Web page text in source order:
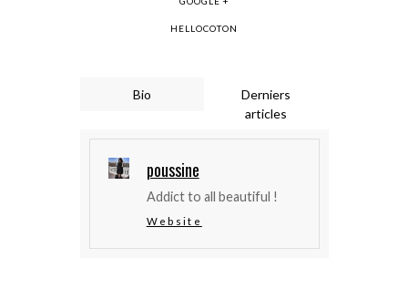
HELLOCOTON
Bio
Derniers
articles
poussine
Addict to all beautiful !
Website